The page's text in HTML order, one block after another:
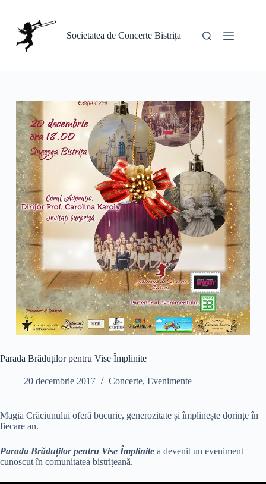
conținut
Societatea de Concerte Bistrița
Parada Brăduților pentru Vise Împlinite
20 decembrie 2017 Concerte, Evenimente
Magia Crăciunului oferă bucurie, generozitate și împlinește dorințe în
fiecare an.
Parada Brăduților pentru Vise Împlinite a devenit un eveniment
cunoscut în comunitatea bistrițeană.